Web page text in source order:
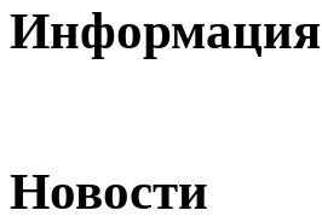
Информация
Новости